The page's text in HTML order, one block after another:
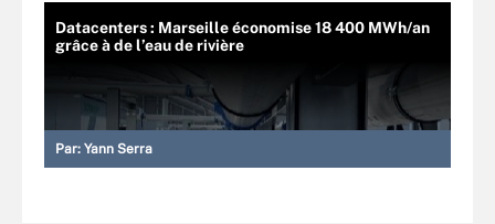
Datacenters : Marseille économise 18 400 MWh/an
grâce à de l’eau de rivière
Par: Yann Serra